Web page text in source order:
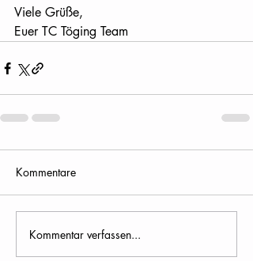
Viele Grüße,
Euer TC Töging Team
Kommentare
Kommentar verfassen...